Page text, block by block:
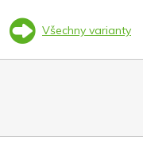
Všechny varianty